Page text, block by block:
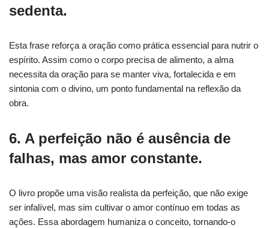
sedenta.
Esta frase reforça a oração como prática essencial para nutrir o
espírito. Assim como o corpo precisa de alimento, a alma
necessita da oração para se manter viva, fortalecida e em
sintonia com o divino, um ponto fundamental na reflexão da
obra.
6. A perfeição não é ausência de
falhas, mas amor constante.
O livro propõe uma visão realista da perfeição, que não exige
ser infalível, mas sim cultivar o amor contínuo em todas as
ações. Essa abordagem humaniza o conceito, tornando-o